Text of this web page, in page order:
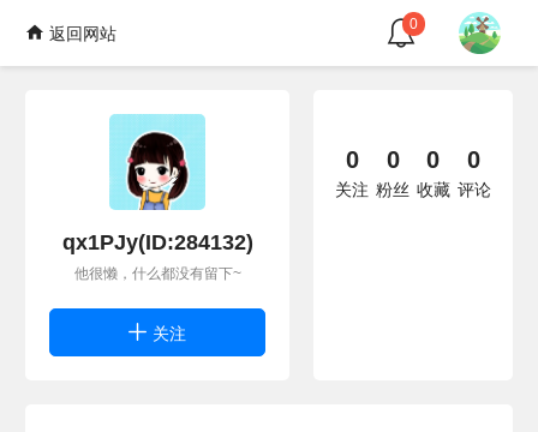
返回网站 0
qx1PJy(ID:284132)
他很懒，什么都没有留下~
关注
0
关注
0
粉丝
0
收藏
0
评论